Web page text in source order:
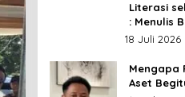
Literasi
: Menulis
Identitas
18 Juli 2026
Mengapa
Aset